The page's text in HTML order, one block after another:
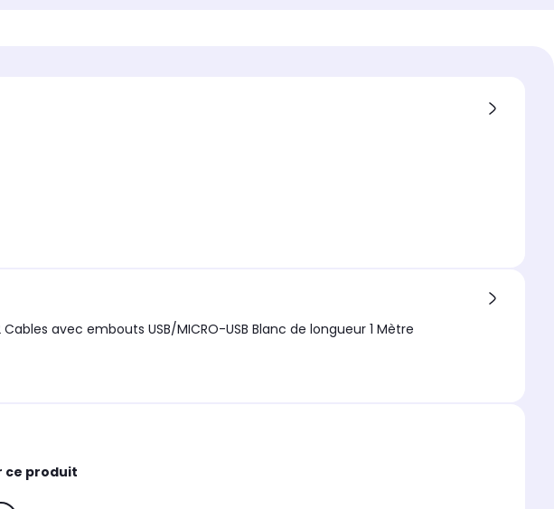
(6050Y). Pack de 2 Cables avec embouts USB/MICRO-USB Blanc de longueur 1 Mètre
ce produit